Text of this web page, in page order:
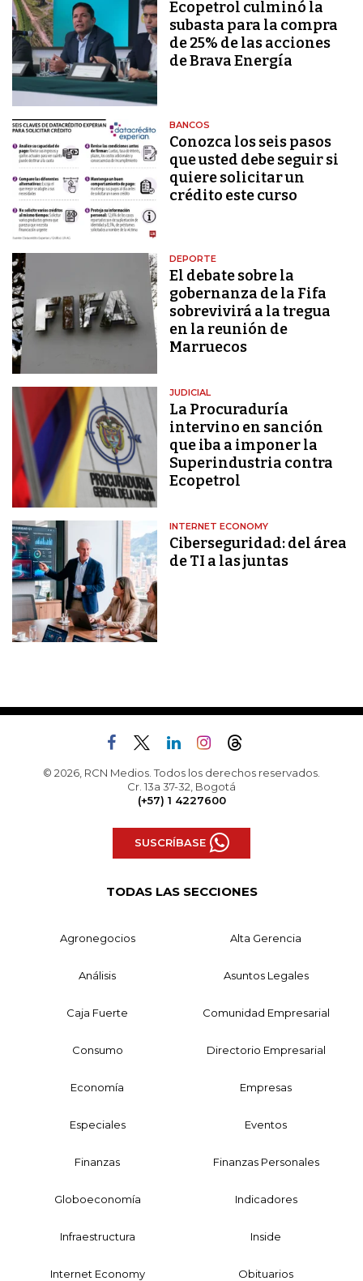
Ecopetrol culminó la
subasta para la compra
de 25% de las acciones
de Brava Energía
BANCOS
Conozca los seis pasos
que usted debe seguir si
quiere solicitar un
crédito este curso
DEPORTE
El debate sobre la
gobernanza de la Fifa
sobrevivirá a la tregua
en la reunión de
Marruecos
JUDICIAL
La Procuraduría
intervino en sanción
que iba a imponer la
Superindustria contra
Ecopetrol
INTERNET ECONOMY
Ciberseguridad: del área
de TI a las juntas
© 2026, RCN Medios. Todos los derechos reservados.
Cr. 13a 37-32, Bogotá
(+57) 1 4227600
SUSCRÍBASE
TODAS LAS SECCIONES
Agronegocios Alta Gerencia
Análisis Asuntos Legales
Caja Fuerte Comunidad Empresarial
Consumo Directorio Empresarial
Economía Empresas
Especiales Eventos
Finanzas Finanzas Personales
Globoeconomía Indicadores
Infraestructura Inside
Internet Economy Obituarios